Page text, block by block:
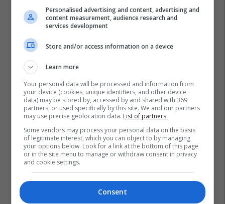
Personalised advertising and content, advertising and
content measurement, audience research and
services development
Store and/or access information on a device
Learn more
Your personal data will be processed and information from
your device (cookies, unique identifiers, and other device
data) may be stored by, accessed by and shared with 369
partners, or used specifically by this site. We and our partners
may use precise geolocation data. List of partners.
Some vendors may process your personal data on the basis
of legitimate interest, which you can object to by managing
your options below. Look for a link at the bottom of this page
or in the site menu to manage or withdraw consent in privacy
and cookie settings.
Consent